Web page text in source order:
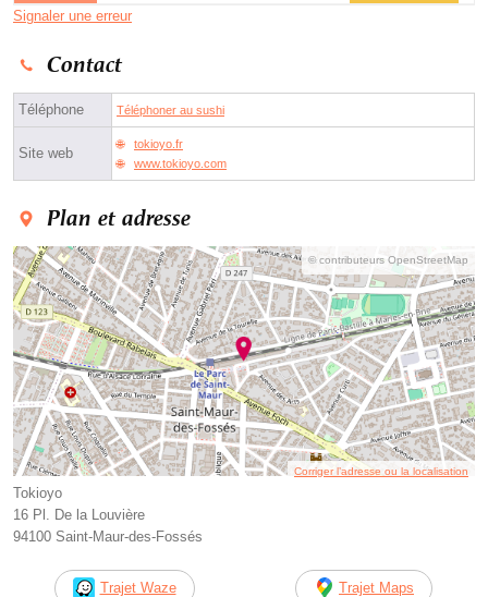
Signaler une erreur
Contact
Téléphone Téléphoner au sushi
Site web
tokioyo.fr
www.tokioyo.com
Plan et adresse
© contributeurs OpenStreetMap
Corriger l’adresse ou la localisation
Tokioyo
16 Pl. De la Louvière
94100 Saint-Maur-des-Fossés
Trajet Waze Trajet Maps